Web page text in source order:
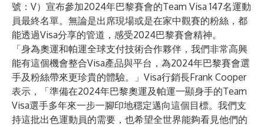
號：V）宣布參加2024年巴黎賽會的Team Visa 147名運動
員最終名單。無論是出席現場或是在家中觀賽的粉絲，都
能透過Visa分享的管道，感受2024巴黎賽會精神。
「身為奧運和帕運全球支付技術合作夥伴，我們非常高興
能有這個機會整合Visa產品與平台，為2024年巴黎賽會選
手及粉絲帶來更珍貴的體驗。」Visa行銷長Frank Cooper
表示，「準備在2024年巴黎奧運及帕運一顯身手的Team
Visa選手多年來一步一腳印地穩定邁向這個目標。我們支
持這批出色運動員的需要，也希望全世界能夠看見他們的